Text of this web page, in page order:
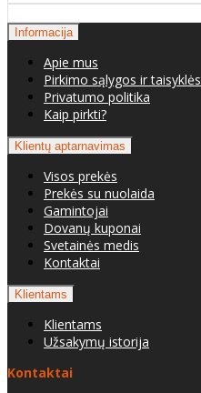
Informacija
Apie mus
Pirkimo sąlygos ir taisyklės
Privatumo politika
Kaip pirkti?
Klientų aptarnavimas
Visos prekės
Prekės su nuolaida
Gamintojai
Dovanų kuponai
Svetainės medis
Kontaktai
Klientams
Klientams
Užsakymų istorija
Kontaktai